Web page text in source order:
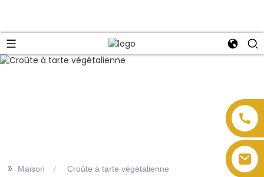
>> Maison Croûte à tarte végétalienne